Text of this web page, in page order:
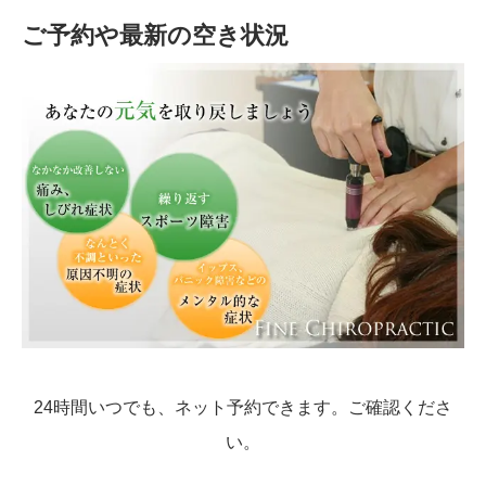
ご予約や最新の空き状況
24時間いつでも、ネット予約できます。ご確認くださ
い。